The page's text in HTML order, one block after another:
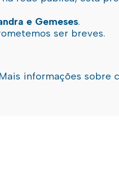
e Gemeses.
ser breves.
Mais informações sobre